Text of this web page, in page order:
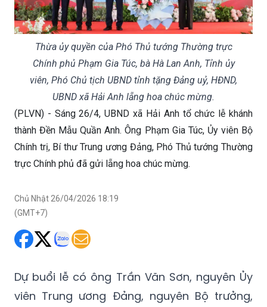
Thừa ủy quyền của Phó Thủ tướng Thường trực
Chính phủ Phạm Gia Túc, bà Hà Lan Anh, Tỉnh ủy
viên, Phó Chủ tịch UBND tỉnh tặng Đảng uỷ, HĐND,
UBND xã Hải Anh lẵng hoa chúc mừng.
(PLVN) - Sáng 26/4, UBND xã Hải Anh tổ chức lễ khánh
thành Đền Mẫu Quần Anh. Ông Phạm Gia Túc, Ủy viên Bộ
Chính trị, Bí thư Trung ương Đảng, Phó Thủ tướng Thường
trực Chính phủ đã gửi lẵng hoa chúc mừng.
Chủ Nhật 26/04/2026 18:19
(GMT+7)
Dự buổi lễ có ông Trần Văn Sơn, nguyên Ủy
viên Trung ương Đảng, nguyên Bộ trưởng,